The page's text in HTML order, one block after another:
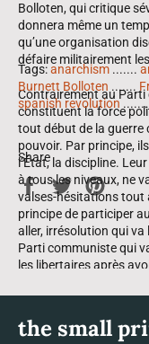
Bolloten, qui critique
donnera même un
qu’une organisation
défaire militairement
Contrairement au Parti
constituent la force
tout début de la guerre
pouvoir. Par principe,
l’État, la discipline.
à tous les niveaux, ne
valses-hésitations tout
principe de participer
aller, irrésolution qui va
Parti communiste qui
les libertaires après
L’ouvrage de Bolloten,
l’œuvre d’une vie
Tags:anarchism .......
Burnett Bolloten .......
spanish revolution .......
Share
Share
on
Facebook
Tweet
on
Twitter
Pin
on
the small